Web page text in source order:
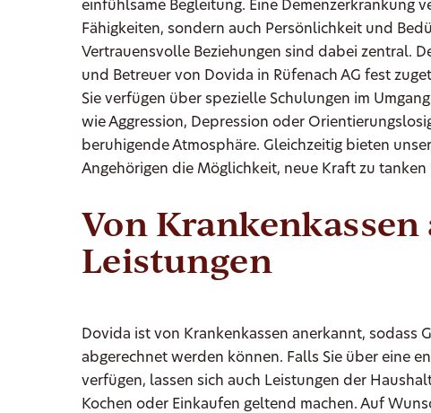
einfühlsame Begleitung. Eine Demenzerkrankung
Fähigkeiten, sondern auch Persönlichkeit und
Vertrauensvolle Beziehungen sind dabei zentral.
und Betreuer von Dovida in Rüfenach AG fest
Sie verfügen über spezielle Schulungen im
wie Aggression, Depression oder
beruhigende Atmosphäre. Gleichzeitig bieten
Angehörigen die Möglichkeit, neue Kraft zu
Von
Leistungen
Dovida ist von Krankenkassen anerkannt, sodass
abgerechnet werden können. Falls Sie über eine
verfügen, lassen sich auch Leistungen der
Kochen oder Einkaufen geltend machen. Auf